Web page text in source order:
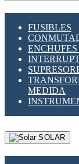
FUSIBLES
MEDIDA
SOLAR